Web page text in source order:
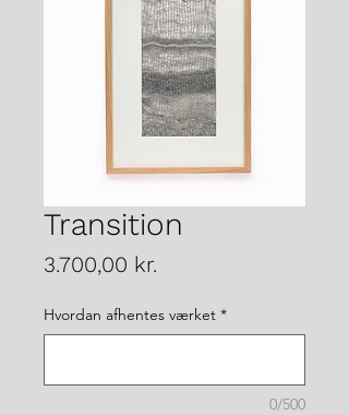
Transition
3.700,00 kr.
Hvordan afhentes værket *
0/500